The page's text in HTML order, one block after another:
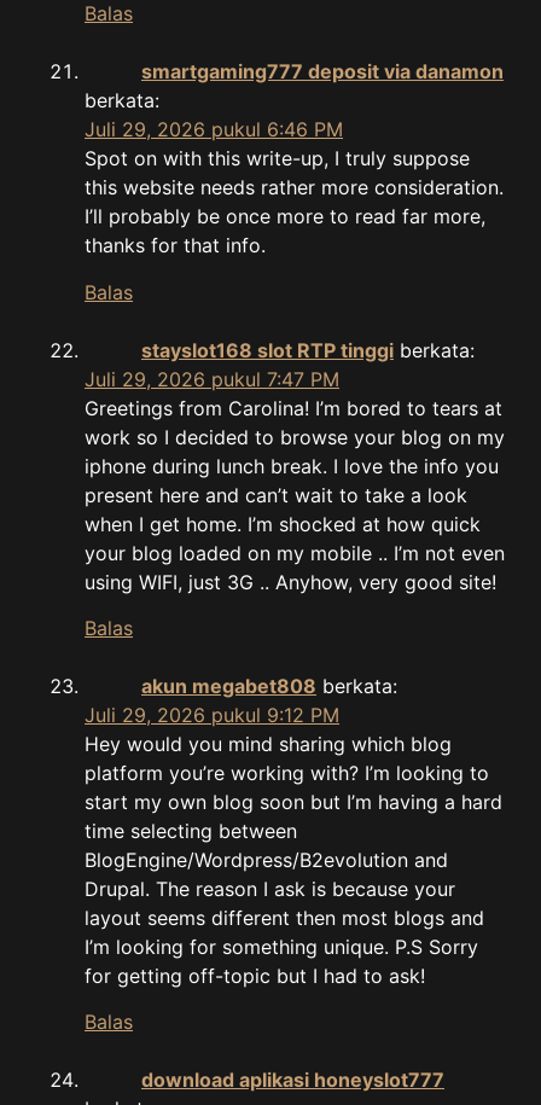
Balas
smartgaming777 deposit via danamon
berkata:
Juli 29, 2026 pukul 6:46 PM
Spot on with this write-up, I truly suppose
this website needs rather more consideration.
I’ll probably be once more to read far more,
thanks for that info.
Balas
stayslot168 slot RTP tinggi berkata:
Juli 29, 2026 pukul 7:47 PM
Greetings from Carolina! I’m bored to tears at
work so I decided to browse your blog on my
iphone during lunch break. I love the info you
present here and can’t wait to take a look
when I get home. I’m shocked at how quick
your blog loaded on my mobile .. I’m not even
using WIFI, just 3G .. Anyhow, very good site!
Balas
akun megabet808 berkata:
Juli 29, 2026 pukul 9:12 PM
Hey would you mind sharing which blog
platform you’re working with? I’m looking to
start my own blog soon but I’m having a hard
time selecting between
BlogEngine/Wordpress/B2evolution and
Drupal. The reason I ask is because your
layout seems different then most blogs and
I’m looking for something unique. P.S Sorry
for getting off-topic but I had to ask!
Balas
download aplikasi honeyslot777